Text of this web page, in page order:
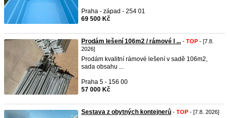
Praha - západ - 254 01
69 500 Kč
Prodám lešení 106m2 / rámové l ... - TOP - [7.8.
2026]
Prodám kvalitní rámové lešení v sadě 106m2,
sada obsahu ...
Praha 5 - 156 00
57 000 Kč
Sestava z obytných kontejnerů - TOP - [7.8. 2026]